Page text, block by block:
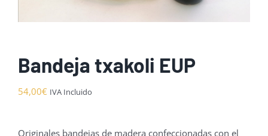
Bandeja txakoli EUP
54,00€ IVA Incluido
Originales bandejas de madera confeccionadas con el